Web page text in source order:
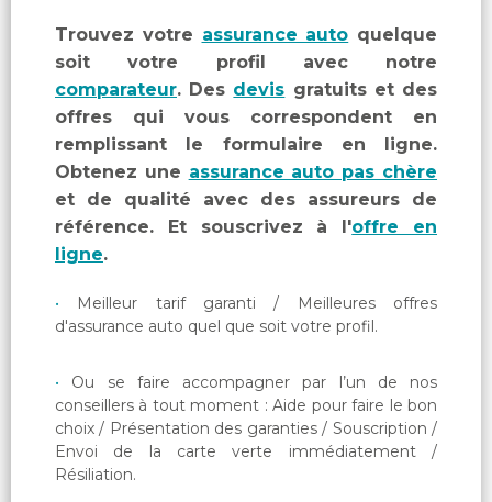
Trouvez votre assurance auto quelque
soit votre profil avec notre
comparateur. Des devis gratuits et des
offres qui vous correspondent en
remplissant le formulaire en ligne.
Obtenez une assurance auto pas chère
et de qualité avec des assureurs de
référence. Et souscrivez à l'offre en
ligne.
Meilleur tarif garanti / Meilleures offres
d'assurance auto quel que soit votre profil.
Ou se faire accompagner par l’un de nos
conseillers à tout moment : Aide pour faire le bon
choix / Présentation des garanties / Souscription /
Envoi de la carte verte immédiatement /
Résiliation.